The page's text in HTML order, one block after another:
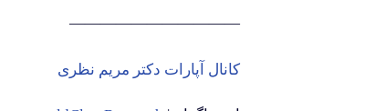
———————————
کانال آپارات دکتر مریم نظری